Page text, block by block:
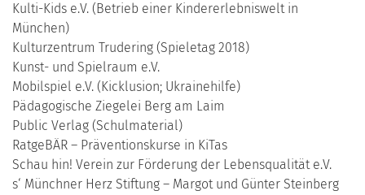
Kulti-Kids e.V. (Betrieb einer Kindererlebniswelt in
München)
Kulturzentrum Trudering (Spieletag 2018)
Kunst- und Spielraum e.V.
Mobilspiel e.V. (Kicklusion; Ukrainehilfe)
Pädagogische Ziegelei Berg am Laim
Public Verlag (Schulmaterial)
RatgeBÄR – Präventionskurse in KiTas
Schau hin! Verein zur Förderung der Lebensqualität e.V.
s‘ Münchner Herz Stiftung – Margot und Günter Steinberg